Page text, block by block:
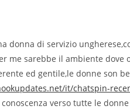
donna di servizio
me sarebbe il ambiente
ed gentile,le donne son
it/chatspin-
verso tutte le